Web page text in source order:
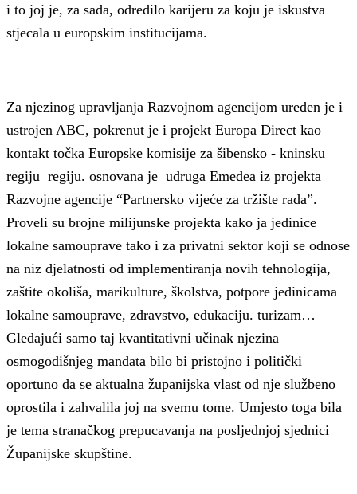
i to joj je, za sada, odredilo karijeru za koju je iskustva
stjecala u europskim institucijama.
Za njezinog upravljanja Razvojnom agencijom uređen je i
ustrojen ABC, pokrenut je i projekt Europa Direct kao
kontakt točka Europske komisije za šibensko - kninsku
regiju regiju. osnovana je udruga Emedea iz projekta
Razvojne agencije “Partnersko vijeće za tržište rada”.
Proveli su brojne milijunske projekta kako ja jedinice
lokalne samouprave tako i za privatni sektor koji se odnose
na niz djelatnosti od implementiranja novih tehnologija,
zaštite okoliša, marikulture, školstva, potpore jedinicama
lokalne samouprave, zdravstvo, edukaciju. turizam…
Gledajući samo taj kvantitativni učinak njezina
osmogodišnjeg mandata bilo bi pristojno i politički
oportuno da se aktualna županijska vlast od nje službeno
oprostila i zahvalila joj na svemu tome. Umjesto toga bila
je tema stranačkog prepucavanja na posljednjoj sjednici
Županijske skupštine.